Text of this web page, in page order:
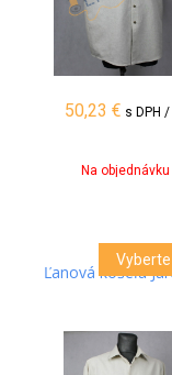
50,23 € s DPH
Na objednávku
Ľanová košeľa